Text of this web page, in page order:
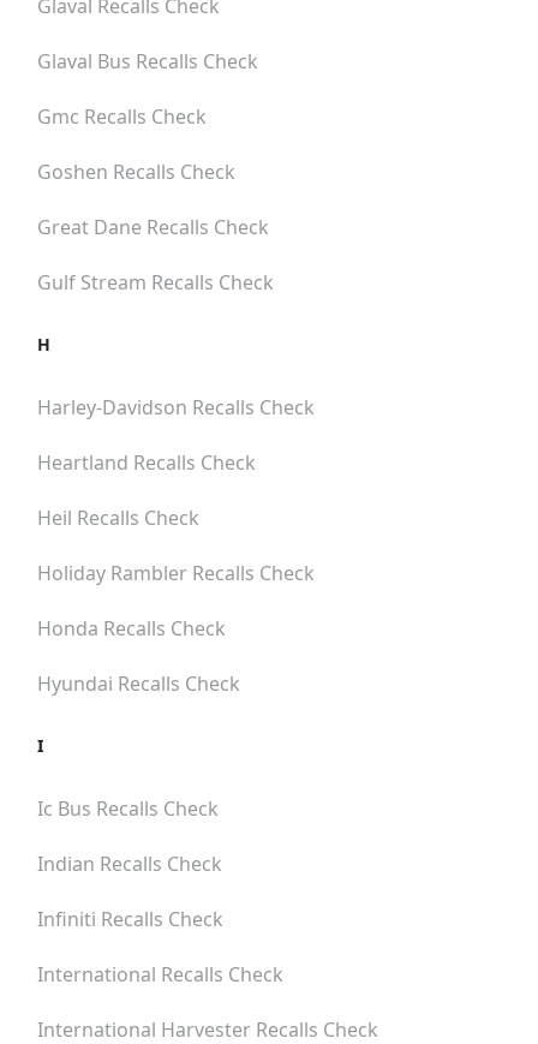
Glaval Recalls Check
Glaval Bus Recalls Check
Gmc Recalls Check
Goshen Recalls Check
Great Dane Recalls Check
Gulf Stream Recalls Check
H
Harley-Davidson Recalls Check
Heartland Recalls Check
Heil Recalls Check
Holiday Rambler Recalls Check
Honda Recalls Check
Hyundai Recalls Check
I
Ic Bus Recalls Check
Indian Recalls Check
Infiniti Recalls Check
International Recalls Check
International Harvester Recalls Check